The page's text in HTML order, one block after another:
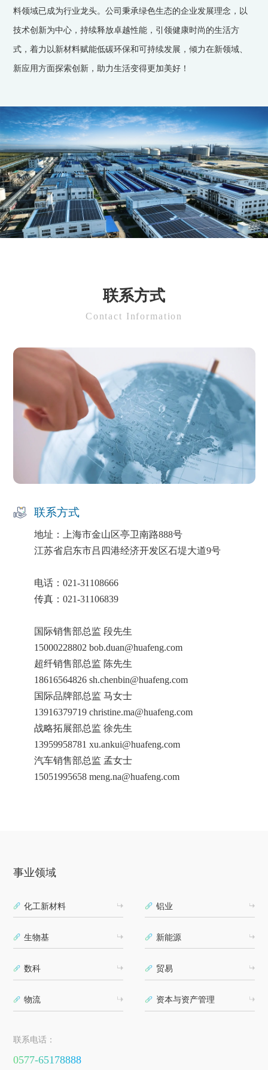
料领域已成为行业龙头。公司秉承绿色生态的企业发展理念，以
技术创新为中心，持续释放卓越性能，引领健康时尚的生活方
式，着力以新材料赋能低碳环保和可持续发展，倾力在新领域、
新应用方面探索创新，助力生活变得更加美好！
联系方式
Contact Information
联系方式
地址：上海市金山区亭卫南路888号
江苏省启东市吕四港经济开发区石堤大道9号
电话：021-31108666
传真：021-31106839
国际销售部总监 段先生
15000228802 bob.duan@huafeng.com
超纤销售部总监 陈先生
18616564826 sh.chenbin@huafeng.com
国际品牌部总监 马女士
13916379719 christine.ma@huafeng.com
战略拓展部总监 徐先生
13959958781 xu.ankui@huafeng.com
汽车销售部总监 孟女士
15051995658 meng.na@huafeng.com
事业领域
化工新材料 铝业
生物基 新能源
数科 贸易
物流 资本与资产管理
联系电话：
0577-65178888